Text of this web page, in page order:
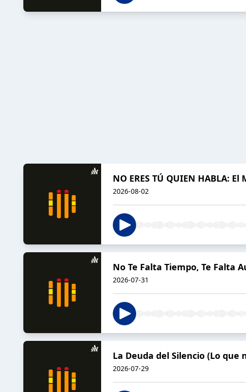
NO ERES TÚ QUIEN HABLA:
2026-08-02
No Te Falta Tiempo, Te Falta
2026-07-31
La Deuda del Silencio (Lo
2026-07-29